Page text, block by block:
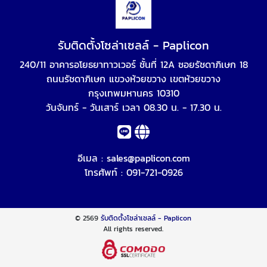
รับติดตั้งโซล่าเซลล์ - Paplicon
240/11 อาคารอโยธยาทาวเวอร์ ชั้นที่ 12A ซอยรัชดาภิเษก 18
ถนนรัชดาภิเษก แขวงห้วยขวาง เขตห้วยขวาง
กรุงเทพมหานคร 10310
วันจันทร์ - วันเสาร์ เวลา 08.30 น. - 17.30 น.
อีเมล : sales@paplicon.com
โทรศัพท์ : 091-721-0926
© 2569รับติดตั้งโซล่าเซลล์ - Paplicon
All rights reserved.